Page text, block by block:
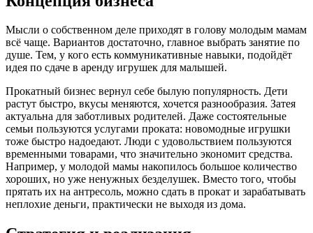
Мысли о собственном деле приходят в голову молодым мамам
всё чаще. Вариантов достаточно, главное выбрать занятие по
душе. Тем, у кого есть коммуникативные навыки, подойдёт
идея по сдаче в аренду игрушек для малышей.
Прокатный бизнес вернул себе былую популярность. Дети
растут быстро, вкусы меняются, хочется разнообразия. Затея
актуальна для заботливых родителей. Даже состоятельные
семьи пользуются услугами проката: новомодные игрушки
тоже быстро надоедают. Люди с удовольствием пользуются
временными товарами, что значительно экономит средства.
Например, у молодой мамы накопилось большое количество
хороших, но уже ненужных безделушек. Вместо того, чтобы
прятать их на антресоль, можно сдать в прокат и зарабатывать
неплохие деньги, практически не выходя из дома.